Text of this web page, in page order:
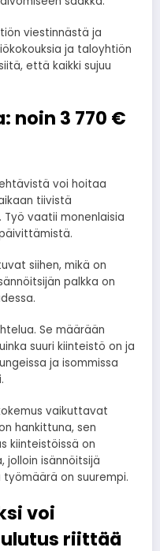
viestinnästä ja
ja taloyhtiön
että kaikki sujuu
noin 3 770 €
voi hoitaa
tiivistä
Työ vaatii monenlaisia
siihen, mikä on
palkka on
Se määrään
suuri kiinteistö on ja
ja isommissa
vaikuttavat
hankittuna, sen
kiinteistöissä on
jolloin isännöitsijä
työmäärä on suurempi.
voi
riittää